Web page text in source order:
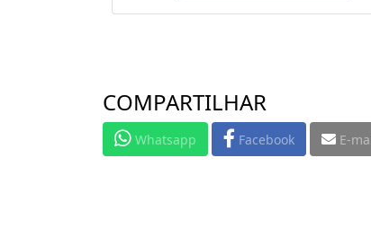
COMPARTILHAR
Whatsapp Facebook E-